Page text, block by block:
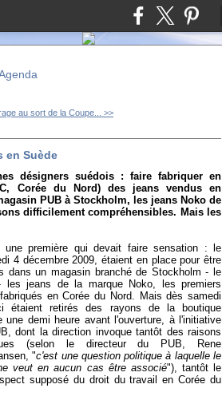
au sort de la Coupe... >>
en Suède
désigners suédois : faire fabriquer en
Corée du Nord) des jeans vendus en
PUB à Stockholm, les jeans Noko de
difficilement compréhensibles. Mais les
une première qui devait faire sensation : le
4 décembre 2009, étaient en place pour être
dans un magasin branché de Stockholm - le
les jeans de la marque Noko, les premiers
en Corée du Nord. Mais dès samedi
étaient retirés des rayons de la boutique
une demi heure avant l'ouverture, à l'initiative
dont la direction invoque tantôt des raisons
(selon le directeur du PUB, Rene
"c'est une question politique à laquelle le
veut en aucun cas être associé"), tantôt le
supposé du droit du travail en Corée du